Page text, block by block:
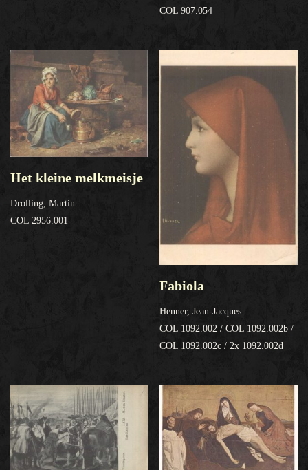
COL 907.054
Het kleine melkmeisje
Drolling, Martin
COL 2956.001
Fabiola
Henner, Jean-Jacques
COL 1092.002 / COL 1092.002b /
COL 1092.002c / 2x 1092.002d